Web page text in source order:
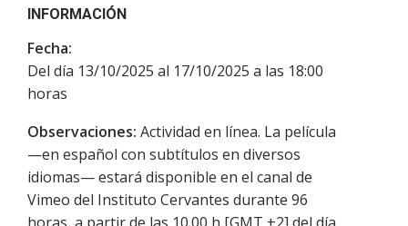
INFORMACIÓN
Fecha:
Del día 13/10/2025 al 17/10/2025 a las 18:00
horas
Observaciones: Actividad en línea. La película
—en español con subtítulos en diversos
idiomas— estará disponible en el canal de
Vimeo del Instituto Cervantes durante 96